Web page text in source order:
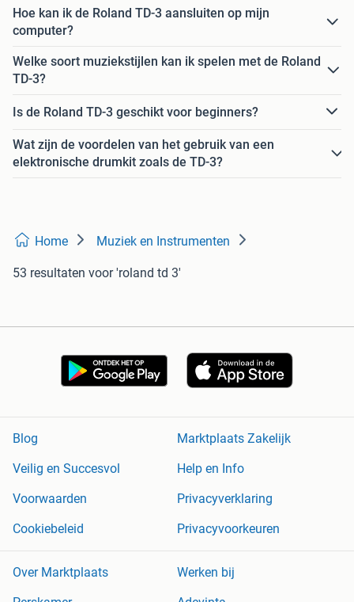
Hoe kan ik de Roland TD-3 aansluiten op mijn
computer?
Welke soort muziekstijlen kan ik spelen met de Roland
TD-3?
Is de Roland TD-3 geschikt voor beginners?
Wat zijn de voordelen van het gebruik van een
elektronische drumkit zoals de TD-3?
Home Muziek en Instrumenten
53 resultaten voor 'roland td 3'
Blog
Marktplaats Zakelijk
Veilig en Succesvol
Help en Info
Voorwaarden
Privacyverklaring
Cookiebeleid
Privacyvoorkeuren
Over Marktplaats
Werken bij